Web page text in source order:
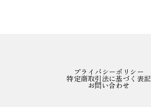
プライバシーポリシー
特定商取引法に基づく表記
お問い合わせ